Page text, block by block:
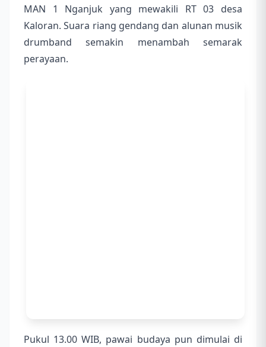
MAN 1 Nganjuk yang mewakili RT 03 desa
Kaloran. Suara riang gendang dan alunan musik
drumband semakin menambah semarak
perayaan.
Pukul 13.00 WIB, pawai budaya pun dimulai di